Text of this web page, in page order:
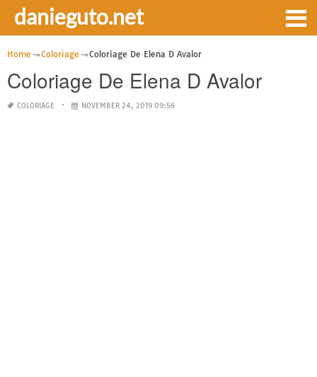
danieguto.net
Home Coloriage Coloriage De Elena D Avalor
Coloriage De Elena D Avalor
COLORIAGE NOVEMBER 24, 2019 09:56